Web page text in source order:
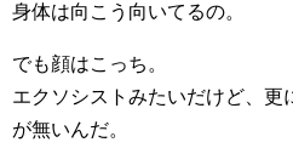
身体は向こう向いてるの。
でも顔はこっち。
エクソシストみたいだけど、更
が無いんだ。